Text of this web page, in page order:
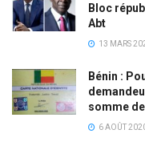
Bloc
Abt
13 MARS
Bénin :
somme
6 AOÛT